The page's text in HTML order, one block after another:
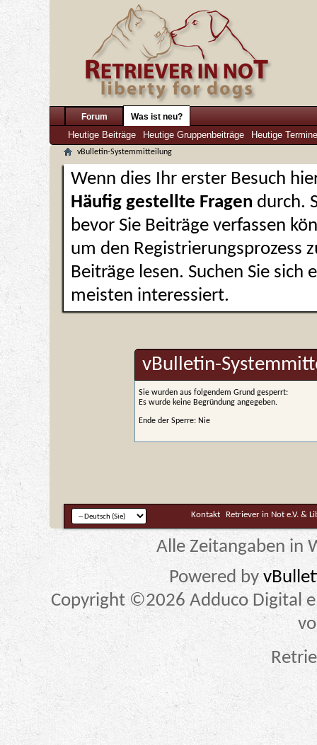
Forum Was ist neu?
Heutige Beiträge Heutige Gruppenbeiträge Heutige Termine
vBulletin-Systemmitteilung
Wenn dies Ihr erster Besuch
Häufig gestellte Fragen durch.
bevor Sie Beiträge verfassen
um den Registrierungsprozess
Beiträge lesen. Suchen Sie sich
meisten interessiert.
vBulletin-
Sie wurden aus folgendem Grund gesperrt:
Es wurde keine Begründung angegeben.
Ende der Sperre: Nie
Kontakt Retriever in Not e.V. &
Alle Zeitangaben in
Powered by
Copyright ©2026 Adduco Digital